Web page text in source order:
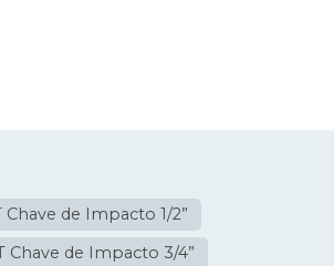
de Impacto 1/2”
Chave de Impacto 3/4”